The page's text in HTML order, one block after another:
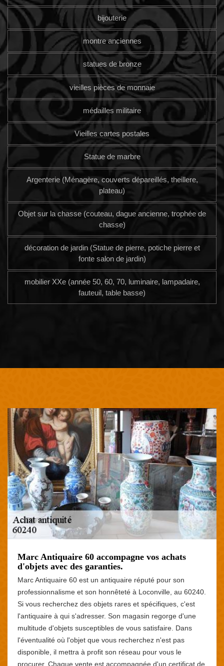
bijouterie
montre anciennes
statues de bronze
vieilles pièces de monnaie
médailles militaire
Vieilles cartes postales
Statue de marbre
Argenterie (Ménagère, couverts dépareillés, theillere,
plateau)
Objet sur la chasse (couteau, dague ancienne, trophée de
chasse)
décoration de jardin (Statue de pierre, potiche pierre et
fonte salon de jardin)
mobilier XXe (année 50, 60, 70, luminaire, lampadaire,
fauteuil, table basse)
Marc Antiquaire 60 accompagne vos achats
d'objets avec des garanties.
Marc Antiquaire 60 est un antiquaire réputé pour son
professionnalisme et son honnêteté à Loconville, au 60240.
Si vous recherchez des objets rares et spécifiques, c'est
l'antiquaire à qui s'adresser. Son magasin regorge d'une
multitude d'objets susceptibles de vous satisfaire. Dans
l'éventualité où l'objet que vous recherchez n'est pas
disponible, il mettra à profit son réseau pour vous le
procurer. Chaque vente est accompagnée d'un certificat de